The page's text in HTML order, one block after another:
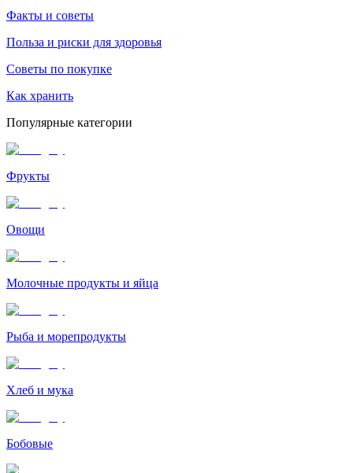
Факты и советы
Польза и риски для здоровья
Советы по покупке
Как хранить
Популярные категории
Фрукты
Овощи
Молочные продукты и яйца
Рыба и морепродукты
Хлеб и мука
Бобовые